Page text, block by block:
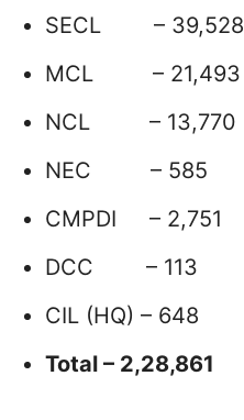
SECL – 39,528
MCL – 21,493
NCL – 13,770
NEC – 585
CMPDI – 2,751
DCC – 113
CIL (HQ) – 648
Total – 2,28,861